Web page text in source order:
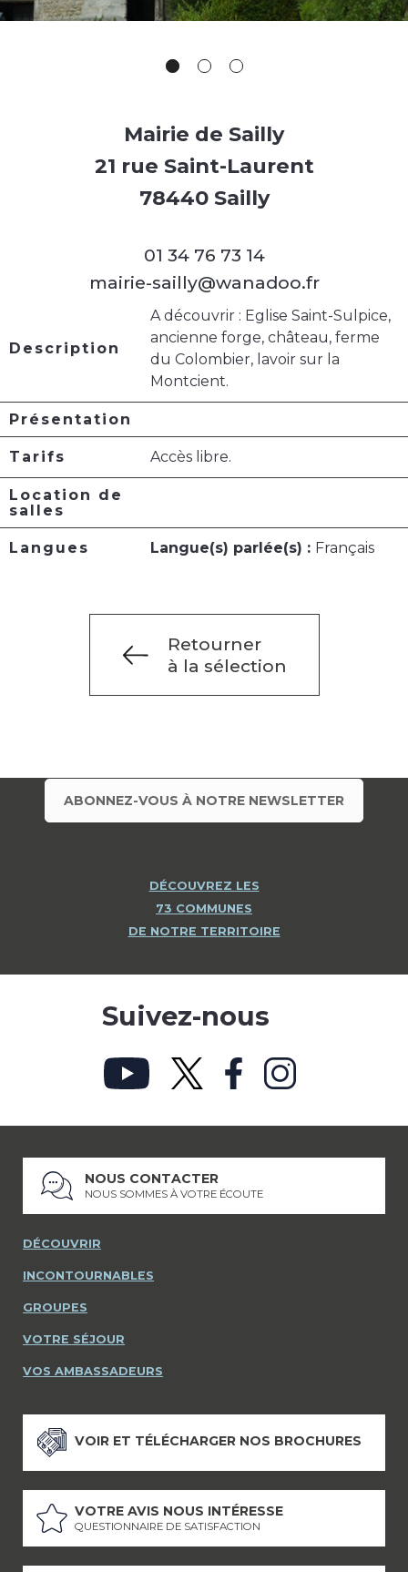
Mairie de Sailly
21 rue Saint-Laurent
78440 Sailly
01 34 76 73 14
mairie-sailly@wanadoo.fr
Description
A découvrir : Eglise Saint-Sulpice,
ancienne forge, château, ferme
du Colombier, lavoir sur la
Montcient.
Présentation
Tarifs Accès libre.
Location de
salles
Langues Langue(s) parlée(s) : Français
Retourner
à la sélection
ABONNEZ-VOUS À NOTRE NEWSLETTER
DÉCOUVREZ LES
73 COMMUNES
DE NOTRE TERRITOIRE
Suivez-nous
NOUS CONTACTER
NOUS SOMMES À VOTRE ÉCOUTE
DÉCOUVRIR
INCONTOURNABLES
GROUPES
VOTRE SÉJOUR
VOS AMBASSADEURS
VOIR ET TÉLÉCHARGER NOS BROCHURES
VOTRE AVIS NOUS INTÉRESSE
QUESTIONNAIRE DE SATISFACTION